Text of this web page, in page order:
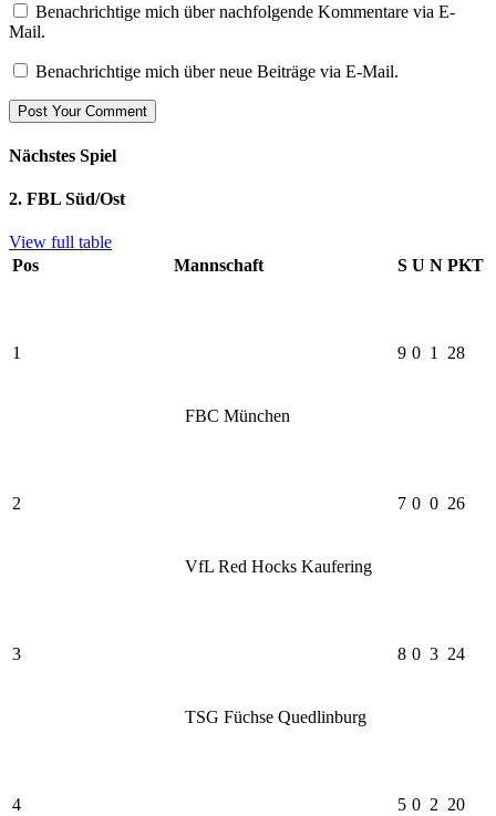
Benachrichtige mich über nachfolgende Kommentare via E-
Mail.
Benachrichtige mich über neue Beiträge via E-Mail.
Nächstes Spiel
2. FBL Süd/Ost
View full table
Pos
Mannschaft S U N PKT
1
FBC München
9 0 1 28
2
VfL Red Hocks Kaufering
7 0 0 26
3
TSG Füchse Quedlinburg
8 0 3 24
4 5 0 2 20